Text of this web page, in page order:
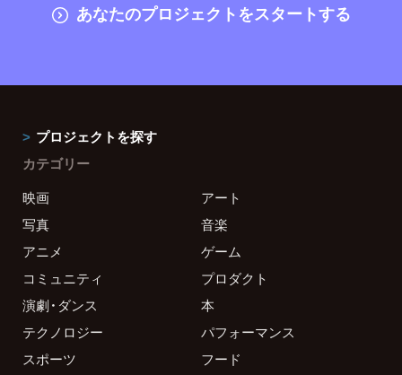
あなたのプロジェクトをスタートする
プロジェクトを探す
カテゴリー
映画
アート
写真
音楽
アニメ
ゲーム
コミュニティ
プロダクト
演劇・ダンス
本
テクノロジー
パフォーマンス
スポーツ
フード